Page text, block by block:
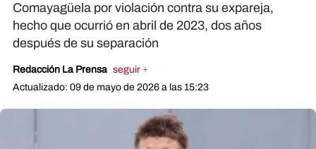
Comayagüela por violación contra su expareja,
hecho que ocurrió en abril de 2023, dos años
después de su separación
Redacción La Prensa seguir +
Actualizado: 09 de mayo de 2026 a las 15:23